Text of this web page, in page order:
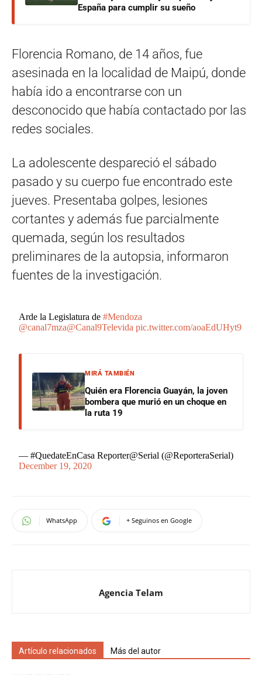
España para cumplir su sueño
Florencia Romano, de 14 años, fue
asesinada en la localidad de Maipú, donde
había ido a encontrarse con un
desconocido que había contactado por las
redes sociales.
La adolescente despareció el sábado
pasado y su cuerpo fue encontrado este
jueves. Presentaba golpes, lesiones
cortantes y además fue parcialmente
quemada, según los resultados
preliminares de la autopsia, informaron
fuentes de la investigación.
Arde la Legislatura de#Mendoza
@canal7mza@Canal9Televida pic.twitter.com/aoaEdUHyt9
MIRÁ TAMBIÉN
Quién era Florencia Guayán, la joven
bombera que murió en un choque en
la ruta 19
— #QuedateEnCasa Reporter@Serial (@ReporteraSerial)
December 19, 2020
WhatsApp + Seguinos en Google
Agencia Telam
Artículo relacionados Más del autor